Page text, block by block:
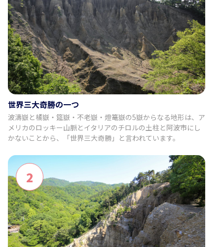
世界三大奇勝の一つ
波濤嶽と橘嶽・筵嶽・不老嶽・燈篭嶽の5嶽からなる地形は、ア
メリカのロッキー山脈とイタリアのチロルの土柱と阿波市にし
かないことから、「世界三大奇勝」と言われています。
2